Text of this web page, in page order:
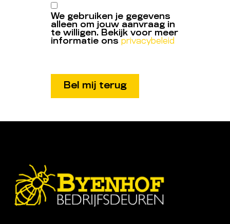
We gebruiken je gegevens
alleen om jouw aanvraag in
te willigen. Bekijk voor meer
informatie ons privacybeleid